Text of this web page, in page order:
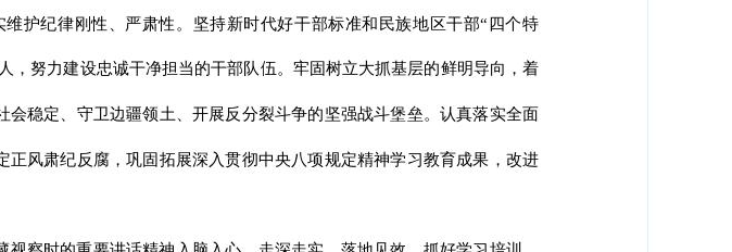
护纪律刚性、严肃性。坚持新时代好干部标准和民族地区干部“四个特
努力建设忠诚干净担当的干部队伍。牢固树立大抓基层的鲜明导向，着
稳定、守卫边疆领土、开展反分裂斗争的坚强战斗堡垒。认真落实全面
风肃纪反腐，巩固拓展深入贯彻中央八项规定精神学习教育成果，改进